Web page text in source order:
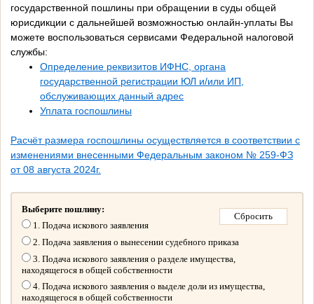
государственной пошлины при обращении в суды общей
юрисдикции с дальнейшей возможностью онлайн-уплаты Вы
можете воспользоваться сервисами Федеральной налоговой
службы:
Определение реквизитов ИФНС, органа
государственной регистрации ЮЛ и/или ИП,
обслуживающих данный адрес
Уплата госпошлины
Расчёт размера госпошлины осуществляется в соответствии с
изменениями внесенными Федеральным законом № 259-ФЗ
от 08 августа 2024г.
Выберите пошлину:
1. Подача искового заявления
2. Подача заявления о вынесении судебного приказа
3. Подача искового заявления о разделе имущества,
находящегося в общей собственности
4. Подача искового заявления о выделе доли из имущества,
находящегося в общей собственности